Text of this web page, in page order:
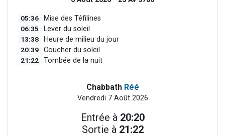
05:36 Mise des Téfilines
06:35 Lever du soleil
13:38 Heure de milieu du jour
20:39 Coucher du soleil
21:22 Tombée de la nuit
Chabbath Réé
Vendredi 7 Août 2026
Entrée à 20:20
Sortie à 21:22